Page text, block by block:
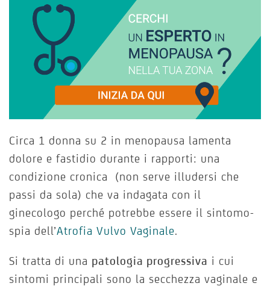
Circa 1 donna su 2 in menopausa lamenta
dolore e fastidio durante i rapporti: una
condizione cronica (non serve illudersi che
passi da sola) che va indagata con il
ginecologo perché potrebbe essere il sintomo-
spia dell’Atrofia Vulvo Vaginale.
Si tratta di una patologia progressiva i cui
sintomi principali sono la secchezza vaginale e